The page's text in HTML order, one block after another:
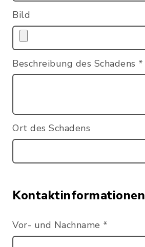
Bild
Beschreibung des Schadens *
Ort des Schadens
Kontaktinformationen
Vor- und Nachname *